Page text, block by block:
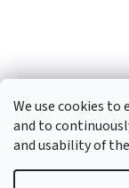
We use cookies
and to
and usability of